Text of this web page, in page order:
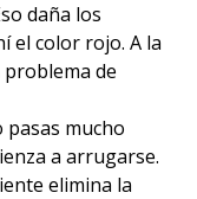
daña los
el color rojo. A la
de
pasas mucho
a arrugarse.
elimina la